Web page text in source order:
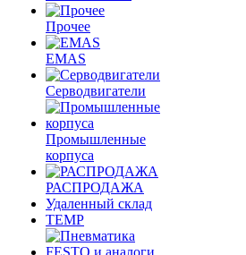
Прочее
EMAS
Cерводвигатели
Промышленные
корпуса
РАСПРОДАЖА
Удаленный склад
TEMP